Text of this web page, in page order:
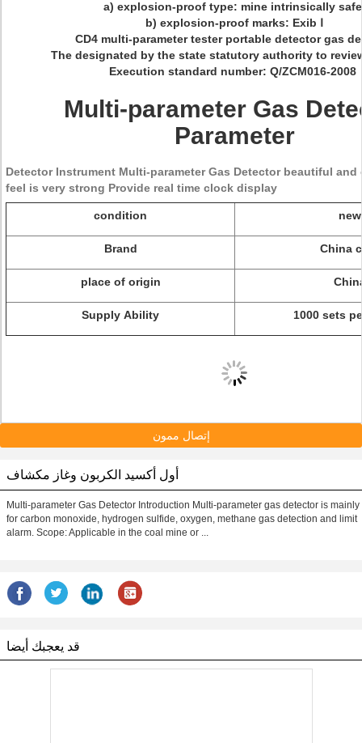
a) explosion-proof type: mine intrinsically
b) explosion-proof marks: Exib Ⅰ
CD4 multi-parameter tester portable detector gas
The designated by the state statutory authority to
Execution standard number: Q/ZCM016-2008
Multi-parameter Gas
Parameter
Detector Instrument Multi-parameter Gas Detector beautiful and
feel is very strong Provide real time clock display
condition new
Brand China
place of origin
Supply Ability 1000 sets
إتصال ممون
أول أكسيد الكربون وغاز مكشاف
Multi-parameter Gas Detector Introduction Multi-parameter gas detector is mainly
for carbon monoxide, hydrogen sulfide, oxygen, methane gas detection and limit
alarm. Scope: Applicable in the coal mine or ...
قد يعجبك أيضا